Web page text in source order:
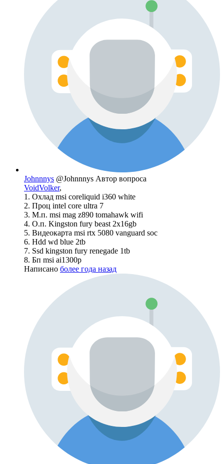
Johnnnys @Johnnnys Автор вопроса
VoidVolker,
1. Охлад msi coreliquid i360 white
2. Проц intel core ultra 7
3. М.п. msi mag z890 tomahawk wifi
4. О.п. Kingston fury beast 2x16gb
5. Видеокарта msi rtx 5080 vanguard soc
6. Hdd wd blue 2tb
7. Ssd kingston fury renegade 1tb
8. Бп msi ai1300p
Написано более года назад